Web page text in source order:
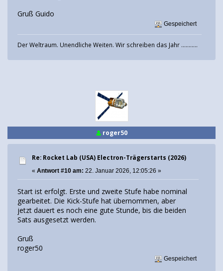
Gruß Guido
Gespeichert
Der Weltraum. Unendliche Weiten. Wir schreiben das Jahr ...........
roger50
Re: Rocket Lab (USA) Electron-Trägerstarts (2026)
« Antwort #10 am: 22. Januar 2026, 12:05:26 »
Start ist erfolgt. Erste und zweite Stufe habe nominal
gearbeitet. Die Kick-Stufe hat übernommen, aber
jetzt dauert es noch eine gute Stunde, bis die beiden
Sats ausgesetzt werden.
Gruß
roger50
Gespeichert